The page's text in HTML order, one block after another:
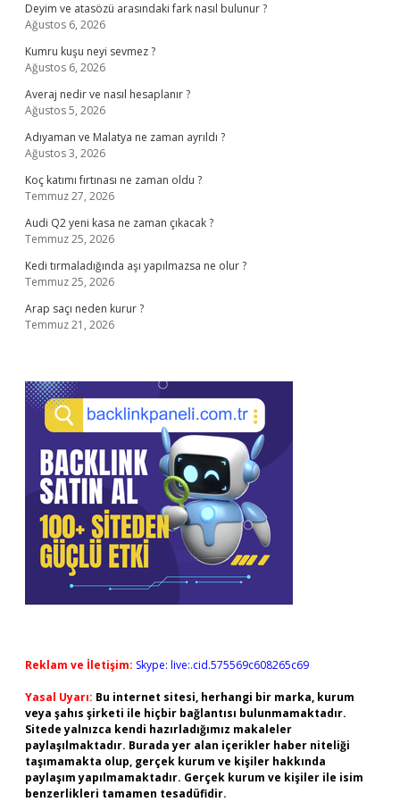
Deyim ve atasözü arasındaki fark nasıl bulunur ?
Ağustos 6, 2026
Kumru kuşu neyi sevmez ?
Ağustos 6, 2026
Averaj nedir ve nasıl hesaplanır ?
Ağustos 5, 2026
Adıyaman ve Malatya ne zaman ayrıldı ?
Ağustos 3, 2026
Koç katımı fırtınası ne zaman oldu ?
Temmuz 27, 2026
Audi Q2 yeni kasa ne zaman çıkacak ?
Temmuz 25, 2026
Kedi tırmaladığında aşı yapılmazsa ne olur ?
Temmuz 25, 2026
Arap saçı neden kurur ?
Temmuz 21, 2026
Reklam ve İletişim: Skype: live:.cid.575569c608265c69
Yasal Uyarı: Bu internet sitesi, herhangi bir marka, kurum
veya şahıs şirketi ile hiçbir bağlantısı bulunmamaktadır.
Sitede yalnızca kendi hazırladığımız makaleler
paylaşılmaktadır. Burada yer alan içerikler haber niteliği
taşımamakta olup, gerçek kurum ve kişiler hakkında
paylaşım yapılmamaktadır. Gerçek kurum ve kişiler ile isim
benzerlikleri tamamen tesadüfidir.